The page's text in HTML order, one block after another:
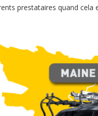
prestataires quand cela